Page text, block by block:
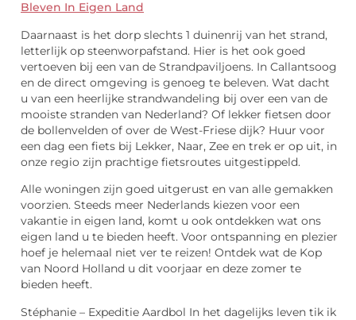
Bleven In Eigen Land
Daarnaast is het dorp slechts 1 duinenrij van het strand,
letterlijk op steenworpafstand. Hier is het ook goed
vertoeven bij een van de Strandpaviljoens. In Callantsoog
en de direct omgeving is genoeg te beleven. Wat dacht
u van een heerlijke strandwandeling bij over een van de
mooiste stranden van Nederland? Of lekker fietsen door
de bollenvelden of over de West-Friese dijk? Huur voor
een dag een fiets bij Lekker, Naar, Zee en trek er op uit, in
onze regio zijn prachtige fietsroutes uitgestippeld.
Alle woningen zijn goed uitgerust en van alle gemakken
voorzien. Steeds meer Nederlands kiezen voor een
vakantie in eigen land, komt u ook ontdekken wat ons
eigen land u te bieden heeft. Voor ontspanning en plezier
hoef je helemaal niet ver te reizen! Ontdek wat de Kop
van Noord Holland u dit voorjaar en deze zomer te
bieden heeft.
Stéphanie – Expeditie Aardbol In het dagelijks leven tik ik